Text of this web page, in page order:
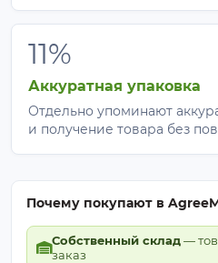
11%
Аккуратная упаковка
Отдельно упоминают
и получение товара без
Почему покупают в
Собственный склад—
заказ